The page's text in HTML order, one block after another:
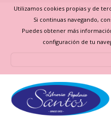
Utilizamos cookies propias y de
Si continuas navegando,
Puedes obtener más
configuración de tu